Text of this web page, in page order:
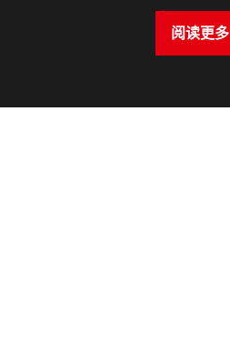
阅读更多